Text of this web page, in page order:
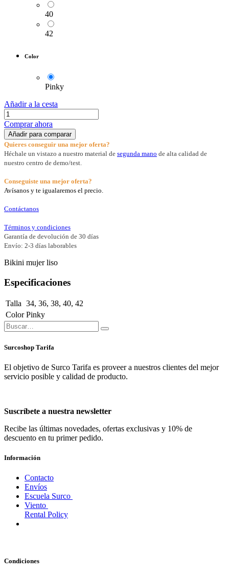
40
42
Color
Pinky
Añadir a la cesta
Comprar ahora
Añadir para comparar
Quieres conseguir una mejor oferta?
Héchale un vistazo a nuestro material de segunda mano de alta calidad de
nuestro centro de demo/test.
Conseguiste una mejor oferta?
Avísanos y te igualaremos el precio.
Contáctanos
Términos y condiciones
Garantía de devolución de 30 días
Envío: 2-3 días laborables
Bikini mujer liso
Especificaciones
Talla 34, 36, 38, 40, 42
Color Pinky
Surcoshop Tarifa
El objetivo de Surco Tarifa es proveer a nuestros clientes del mejor
servicio posible y calidad de producto.
Suscríbete a nuestra newsletter
Recibe las últimas novedades, ofertas exclusivas y 10% de
descuento en tu primer pedido.
Información
Contacto
Envíos
Escuela Surco
Viento
Rental Policy
Condiciones